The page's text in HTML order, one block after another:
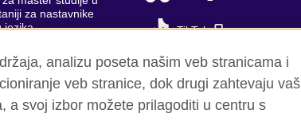
za nastavnike
jezika
TikTok
analizu poseta našim veb stranicama i
veb stranice, dok drugi zahtevaju vaš
a svoj izbor možete prilagoditi u centru s